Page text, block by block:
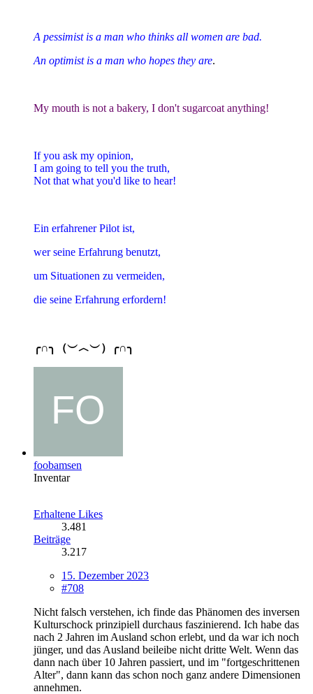
A pessimist is a man who thinks all women are bad.
An optimist is a man who hopes they are.
My mouth is not a bakery, I don't sugarcoat anything!
If you ask my opinion,
I am going to tell you the truth,
Not that what you'd like to hear!
Ein erfahrener Pilot ist,
wer seine Erfahrung benutzt,
um Situationen zu vermeiden,
die seine Erfahrung erfordern!
╭∩╮（︶︿︶）╭∩╮
foobamsen
Inventar
Erhaltene Likes
3.481
Beiträge
3.217
15. Dezember 2023
#708
Nicht falsch verstehen, ich finde das Phänomen des inversen
Kulturschock prinzipiell durchaus faszinierend. Ich habe das
nach 2 Jahren im Ausland schon erlebt, und da war ich noch
jünger, und das Ausland beileibe nicht dritte Welt. Wenn das
dann nach über 10 Jahren passiert, und im "fortgeschrittenen
Alter", dann kann das schon noch ganz andere Dimensionen
annehmen.